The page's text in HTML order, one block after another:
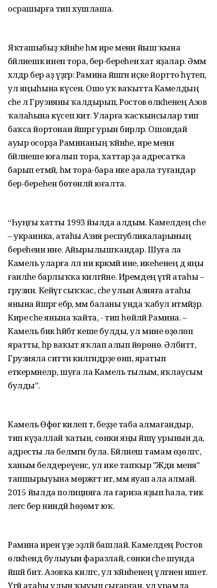
осрашырға тип хушлаша.
Яҡташыбыҙ ҡәйнәһе һәм ире менән йыш ҡына
бәйләнешкә инеп тора, бер-береһенә хат яҙалар. Әммә
хәлдәр бер аҙ үҙгәрә: Рамина йәшәгән иҫке йортто һүтеп,
ул яңыһына күсенә. Ошо уҡ ваҡытта Камелдың
әсәһе лә Грузияны ҡалдырып, Ростов өлкәһенең Азов
ҡалаһына күсеп китә. Уларға ҡасҡынсылар тип
баҡса йортонан йәшәргә урын бирәләр. Ошондай
ауыр осорҙа Раминаның ҡәйнәһе, ире менән
бәйләнеше юғалып тора, хаттар ҙа адресатҡа
барып етмәй, һәм тора-бара ике арала туғандар
бер-береһен бөтөнләй юғалта.
“Һуңғы хатты 1993 йылда алдым. Камелдең әсәһе
– украинка, атаһы Азия республикаларының
береһенән ине. Айырылышҡандар. Шуға ла
Камель уларға әллә ни кәрәкмәй ине, икеһенең дә яңы
ғаиләһе барлыҡҡа килгәйне. Иремдең үгәй атаһы –
грузин. Кейәүгә сыҡҡас, әсәһе улын Азияға атаһы
янына йәшәргә ебәрә, әммә баланы унда ҡабул итмәйҙәр.
Кире әсәһе янына ҡайта, - тип һөйләй Рамина. –
Камель бик һәйбәт кеше булды, ул мине өҙөлөп
яратты, һәр ваҡыт яҡлап алып йөрөнө. Әлбиттә,
Грузияла ситтән килгәндәрҙе өнәп, яратып
еткермәнеләр, шуға ла Камель тылым, яҡлаусым
булды”.
Камель Өфөгә килеп тә, беҙҙе таба алмағандыр,
тип күҙаллай ҡатын, сөнки яңы йәшәү урынын да,
адресты ла белмәгән була. Бәйләнеш тамам өҙөлгәс,
ханым белдереүенсә, ул ике тапҡыр "Жди меня"
тапшырыуына мөрәжәғәт итә, әммә яуап ала алмай.
2015 йылда полицияға ла ғариза яҙып һала, тик
әлегәсә бер ниндәй һөҙөмтә юҡ.
Рамина ирен үҙе эҙләй башлай. Камелдең Ростов
өлкәһендә булыуын фаразлай, сөнки әсәһе шунда
йәшәй бит. Азовҡа килгәс, ул ҡәйнәһенең үлгәнен ишетә.
Үгәй атаһы улын ҡыуып сығарған, ул урамда